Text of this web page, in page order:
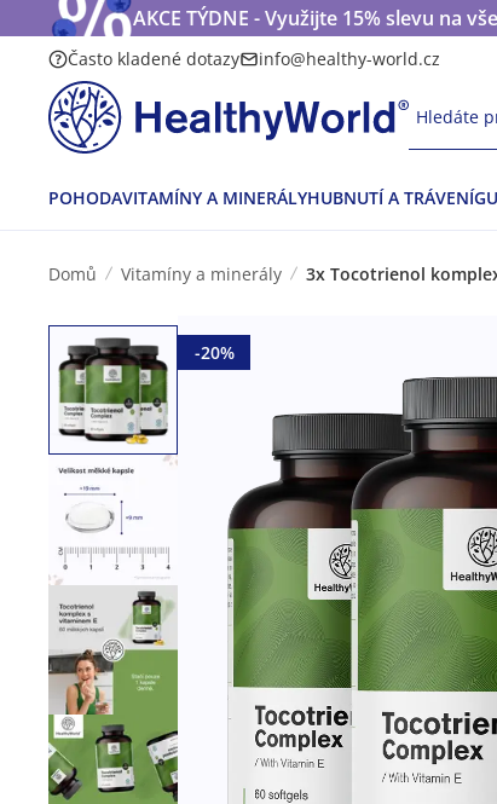
AKCE TÝDNE - Využijte 15% slevu na
Často kladené dotazy info@healthy-world.cz
Hledáte
POHODAVITAMÍNY A MINERÁLYHUBNUTÍ A TRÁVENÍ
Domů Vitamíny a minerály 3x Tocotrienol
-20%